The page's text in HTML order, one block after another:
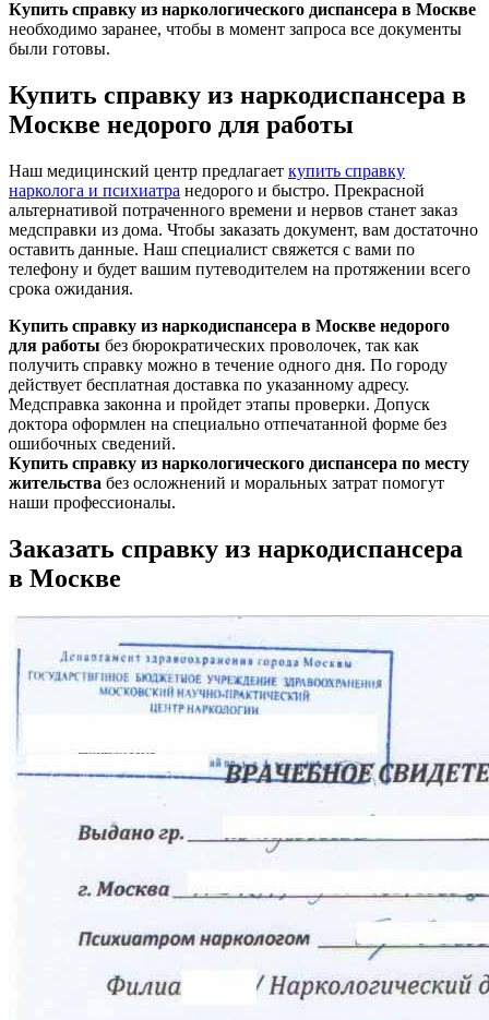
Купить справку из наркологического диспансера в Москве
необходимо заранее, чтобы в момент запроса все документы
были готовы.
Купить справку из наркодиспансера в
Москве недорого для работы
Наш медицинский центр предлагает купить справку
нарколога и психиатра недорого и быстро. Прекрасной
альтернативой потраченного времени и нервов станет заказ
медсправки из дома. Чтобы заказать документ, вам достаточно
оставить данные. Наш специалист свяжется с вами по
телефону и будет вашим путеводителем на протяжении всего
срока ожидания.
Купить справку из наркодиспансера в Москве недорого
для работы без бюрократических проволочек, так как
получить справку можно в течение одного дня. По городу
действует бесплатная доставка по указанному адресу.
Медсправка законна и пройдет этапы проверки. Допуск
доктора оформлен на специально отпечатанной форме без
ошибочных сведений.
Купить справку из наркологического диспансера по месту
жительства без осложнений и моральных затрат помогут
наши профессионалы.
Заказать справку из наркодиспансера
в Москве